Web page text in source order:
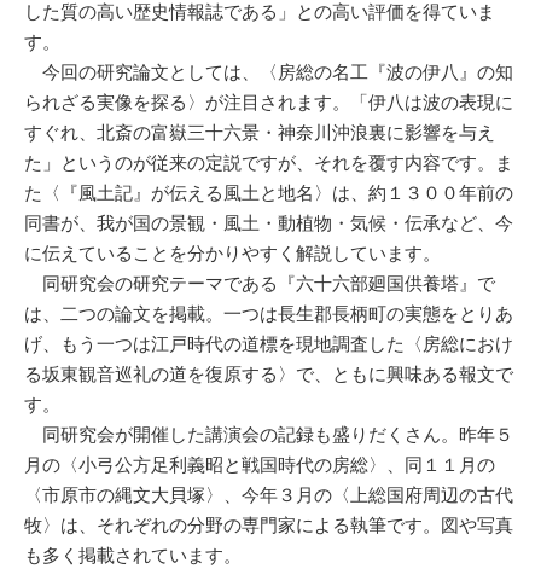
した質の高い歴史情報誌である」との高い評価を得ていま
す。
今回の研究論文としては、〈房総の名工『波の伊八』の知
られざる実像を探る〉が注目されます。「伊八は波の表現に
すぐれ、北斎の富嶽三十六景・神奈川沖浪裏に影響を与え
た」というのが従来の定説ですが、それを覆す内容です。ま
た〈『風土記』が伝える風土と地名〉は、約１３００年前の
同書が、我が国の景観・風土・動植物・気候・伝承など、今
に伝えていることを分かりやすく解説しています。
同研究会の研究テーマである『六十六部廻国供養塔』で
は、二つの論文を掲載。一つは長生郡長柄町の実態をとりあ
げ、もう一つは江戸時代の道標を現地調査した〈房総におけ
る坂東観音巡礼の道を復原する〉で、ともに興味ある報文で
す。
同研究会が開催した講演会の記録も盛りだくさん。昨年５
月の〈小弓公方足利義昭と戦国時代の房総〉、同１１月の
〈市原市の縄文大貝塚〉、今年３月の〈上総国府周辺の古代
牧〉は、それぞれの分野の専門家による執筆です。図や写真
も多く掲載されています。